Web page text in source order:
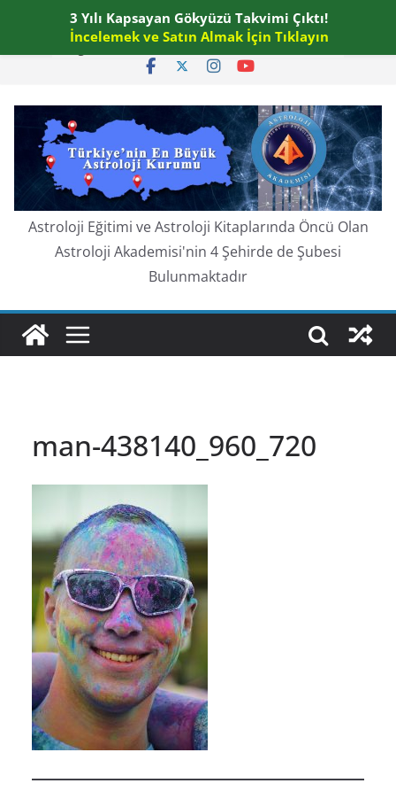
content
Perşembe, Ağustos 6, 2026
Astroloji Eğitimi ve Astroloji Kitaplarında Öncü Olan
Astroloji Akademisi'nin 4 Şehirde de Şubesi
Bulunmaktadır
man-438140_960_720
3 Yılı Kapsayan Gökyüzü Takvimi Çıktı!
İncelemek ve Satın Almak İçin Tıklayın